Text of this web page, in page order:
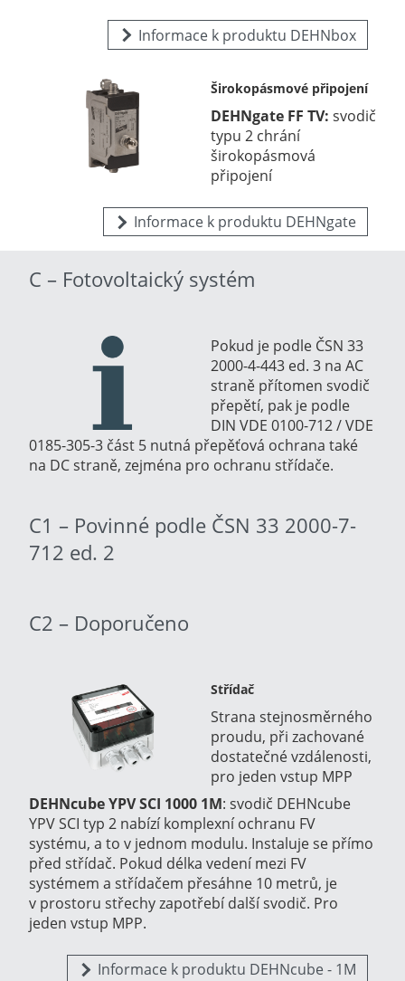
Informace k produktu DEHNbox
Širokopásmové připojení
DEHNgate FF TV: svodič
typu 2 chrání
širokopásmová
připojení
Informace k produktu DEHNgate
C – Fotovoltaický systém
Pokud je podle ČSN 33
2000-4-443 ed. 3 na AC
straně přítomen svodič
přepětí, pak je podle
DIN VDE 0100-712 / VDE
0185-305-3 část 5 nutná přepěťová ochrana také
na DC straně, zejména pro ochranu střídače.
C1 – Povinné podle ČSN 33 2000-7-
712 ed. 2
C2 – Doporučeno
Střídač
Strana stejnosměrného
proudu, při zachované
dostatečné vzdálenosti,
pro jeden vstup MPP
DEHNcube YPV SCI 1000 1M: svodič DEHNcube
YPV SCI typ 2 nabízí komplexní ochranu FV
systému, a to v jednom modulu. Instaluje se přímo
před střídač. Pokud délka vedení mezi FV
systémem a střídačem přesáhne 10 metrů, je
v prostoru střechy zapotřebí další svodič. Pro
jeden vstup MPP.
Informace k produktu DEHNcube - 1M